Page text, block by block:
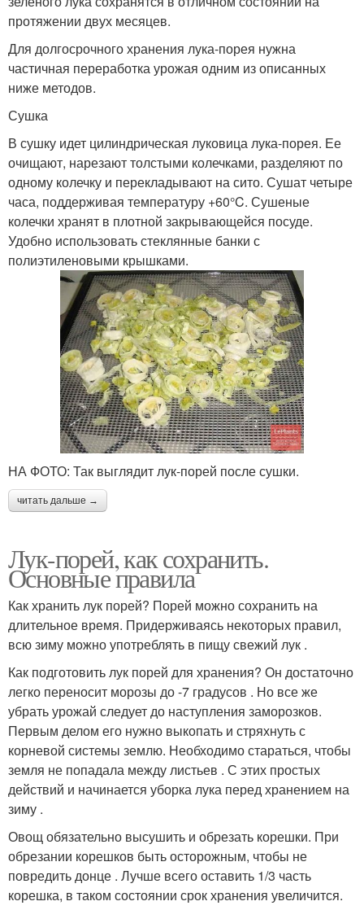
протяжении двух месяцев.
Для долгосрочного хранения лука-порея нужна
частичная переработка урожая одним из описанных
ниже методов.
Сушка
В сушку идет цилиндрическая луковица лука-порея. Ее
очищают, нарезают толстыми колечками, разделяют по
одному колечку и перекладывают на сито. Сушат четыре
часа, поддерживая температуру +60°C. Сушеные
колечки хранят в плотной закрывающейся посуде.
Удобно использовать стеклянные банки с
полиэтиленовыми крышками.
НА ФОТО: Так выглядит лук-порей после сушки.
читать дальше →
Лук-порей, как сохранить.
Основные правила
Как хранить лук порей? Порей можно сохранить на
длительное время. Придерживаясь некоторых правил,
всю зиму можно употреблять в пищу свежий лук .
Как подготовить лук порей для хранения? Он достаточно
легко переносит морозы до -7 градусов . Но все же
убрать урожай следует до наступления заморозков.
Первым делом его нужно выкопать и стряхнуть с
корневой системы землю. Необходимо стараться, чтобы
земля не попадала между листьев . С этих простых
действий и начинается уборка лука перед хранением на
зиму .
Овощ обязательно высушить и обрезать корешки. При
обрезании корешков быть осторожным, чтобы не
повредить донце . Лучше всего оставить 1/3 часть
корешка, в таком состоянии срок хранения увеличится.